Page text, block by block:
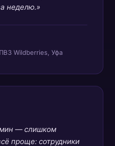
неделю.»
Wildberries, Уфа
— слишком
проще: сотрудники